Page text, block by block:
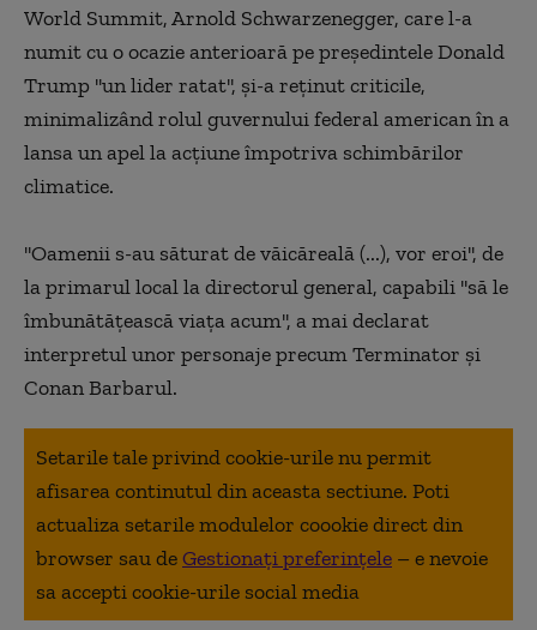
World Summit, Arnold Schwarzenegger, care l-a
numit cu o ocazie anterioară pe preşedintele Donald
Trump ''un lider ratat'', şi-a reţinut criticile,
minimalizând rolul guvernului federal american în a
lansa un apel la acţiune împotriva schimbărilor
climatice.
''Oamenii s-au săturat de văicăreală (...), vor eroi'', de
la primarul local la directorul general, capabili ''să le
îmbunătăţească viaţa acum'', a mai declarat
interpretul unor personaje precum Terminator şi
Conan Barbarul.
Setarile tale privind cookie-urile nu permit
afisarea continutul din aceasta sectiune. Poti
actualiza setarile modulelor coookie direct din
browser sau deGestionați preferințele – e nevoie
sa accepti cookie-urile social media